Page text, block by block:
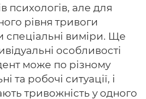
психологів, але для
рівня тривоги
спеціальні виміри. Ще
особливості
може по різному
та робочі ситуації, і
тривожність у одного